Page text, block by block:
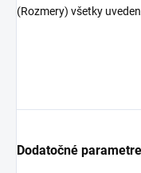
(Rozmery) všetky
Dodatočné parametre